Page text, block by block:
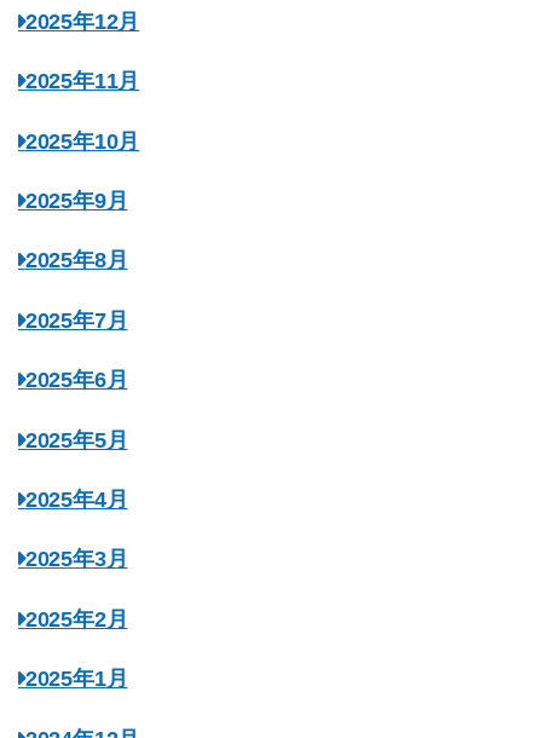
2025年12月
2025年11月
2025年10月
2025年9月
2025年8月
2025年7月
2025年6月
2025年5月
2025年4月
2025年3月
2025年2月
2025年1月